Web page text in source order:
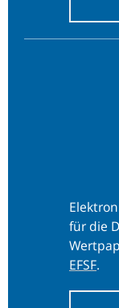
für die
EFSF.